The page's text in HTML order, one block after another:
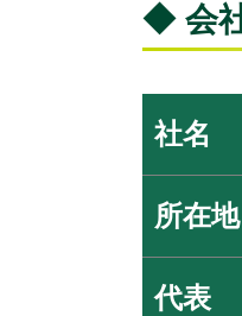
◆ 会
社名
所在地
代表